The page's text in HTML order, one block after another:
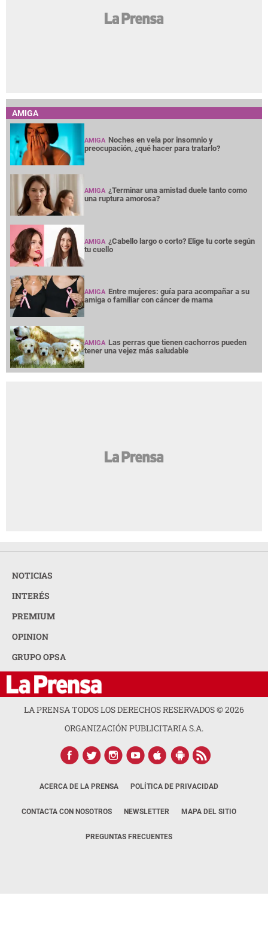
AMIGA
AMIGA Noches en vela por insomnio y
preocupación, ¿qué hacer para tratarlo?
AMIGA ¿Terminar una amistad duele tanto como
una ruptura amorosa?
AMIGA ¿Cabello largo o corto? Elige tu corte según
tu cuello
AMIGA Entre mujeres: guía para acompañar a su
amiga o familiar con cáncer de mama
AMIGA Las perras que tienen cachorros pueden
tener una vejez más saludable
NOTICIAS
INTERÉS
PREMIUM
OPINION
GRUPO OPSA
LA PRENSA TODOS LOS DERECHOS RESERVADOS ©2026
ORGANIZACIÓN PUBLICITARIA S.A.
ACERCA DE LA PRENSA POLÍTICA DE PRIVACIDAD
CONTACTA CON NOSOTROS NEWSLETTER MAPA DEL SITIO
PREGUNTAS FRECUENTES